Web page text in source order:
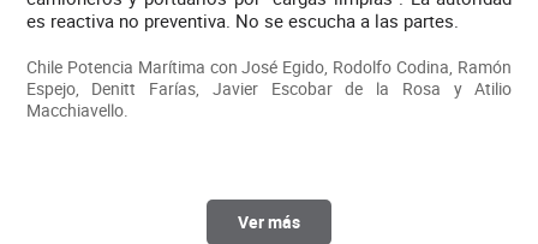
es reactiva no preventiva. No se escucha a las partes.
Chile Potencia Marítima con José Egido, Rodolfo Codina, Ramón
Espejo, Denitt Farías, Javier Escobar de la Rosa y Atilio
Macchiavello.
Ver más